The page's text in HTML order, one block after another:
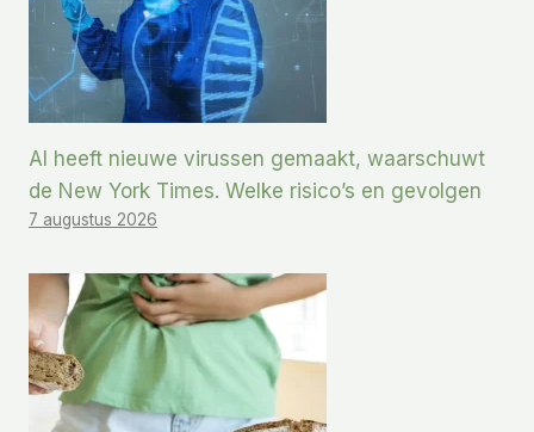
AI heeft nieuwe virussen gemaakt, waarschuwt
de New York Times. Welke risico’s en gevolgen
7 augustus 2026